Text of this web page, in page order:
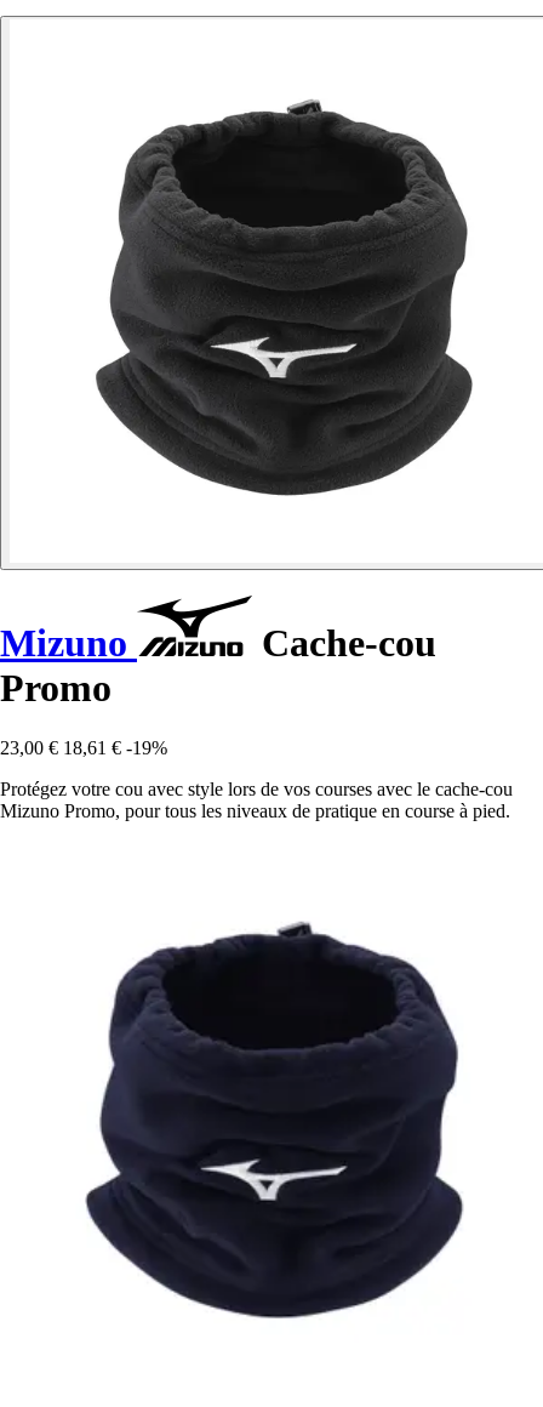
Mizuno
Cache-cou
Promo
23,00 € 18,61 € -19%
Protégez votre cou avec style lors de vos courses avec le cache-cou
Mizuno Promo, pour tous les niveaux de pratique en course à pied.